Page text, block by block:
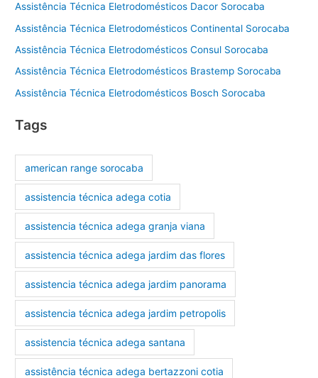
Assistência Técnica Eletrodomésticos Dacor Sorocaba
Assistência Técnica Eletrodomésticos Continental Sorocaba
Assistência Técnica Eletrodomésticos Consul Sorocaba
Assistência Técnica Eletrodomésticos Brastemp Sorocaba
Assistência Técnica Eletrodomésticos Bosch Sorocaba
Tags
american range sorocaba
assistencia técnica adega cotia
assistencia técnica adega granja viana
assistencia técnica adega jardim das flores
assistencia técnica adega jardim panorama
assistencia técnica adega jardim petropolis
assistencia técnica adega santana
assistência técnica adega bertazzoni cotia